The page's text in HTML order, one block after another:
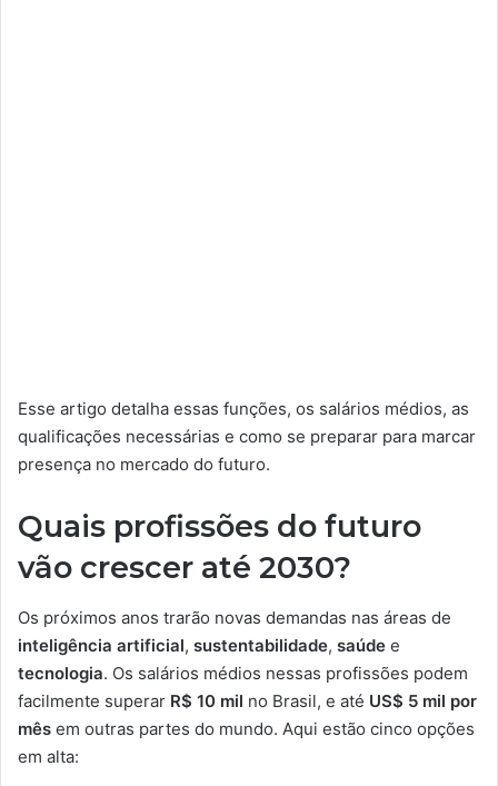
Esse artigo detalha essas funções, os salários médios, as
qualificações necessárias e como se preparar para marcar
presença no mercado do futuro.
Quais profissões do futuro
vão crescer até 2030?
Os próximos anos trarão novas demandas nas áreas de
inteligência artificial, sustentabilidade, saúde e
tecnologia. Os salários médios nessas profissões podem
facilmente superar R$ 10 mil no Brasil, e até US$ 5 mil por
mês em outras partes do mundo. Aqui estão cinco opções
em alta: